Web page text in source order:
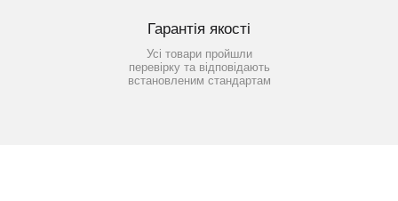
Гарантія якості
Усі товари пройшли
перевірку та відповідають
встановленим стандартам